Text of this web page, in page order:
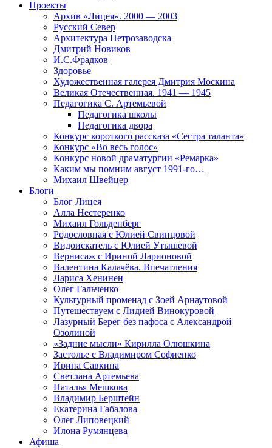
Проекты
Архив «Лицея». 2000 — 2003
Русский Север
Архитектура Петрозаводска
Дмитрий Новиков
И.С.Фрадков
Здоровье
Художественная галерея Дмитрия Москина
Великая Отечественная. 1941 — 1945
Педагогика С. Артемьевой
Педагогика школы
Педагогика двора
Конкурс короткого рассказа «Сестра таланта»
Конкурс «Во весь голос»
Конкурс новой драматургии «Ремарка»
Каким мы помним август 1991-го…
Михаил Швейцер
Блоги
Блог Лицея
Алла Нестеренко
Михаил Гольденберг
Родословная с Юлией Свинцовой
Видоискатель с Юлией Утышевой
Вернисаж с Ириной Ларионовой
Валентина Калачёва. Впечатления
Лариса Хенинен
Олег Гальченко
Культурный променад с Зоей Арнаутовой
Путешествуем с Лидией Винокуровой
Лазурный Берег без пафоса с Александрой
Озолиной
«Задние мысли» Кирилла Олюшкина
Застолье с Владимиром Софиенко
Ирина Савкина
Светлана Артемьева
Наталья Мешкова
Владимир Берштейн
Екатерина Габалова
Олег Липовецкий
Илона Румянцева
Афиша